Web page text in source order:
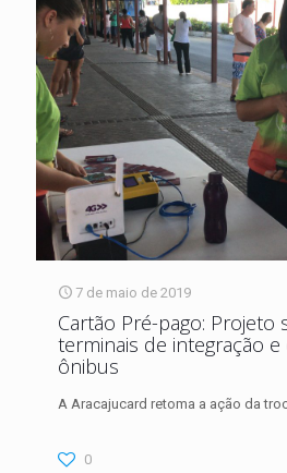
7 de maio de 2019
Cartão Pré-pago: Projeto
terminais de integração
ônibus
A Aracajucard retoma a ação da
0